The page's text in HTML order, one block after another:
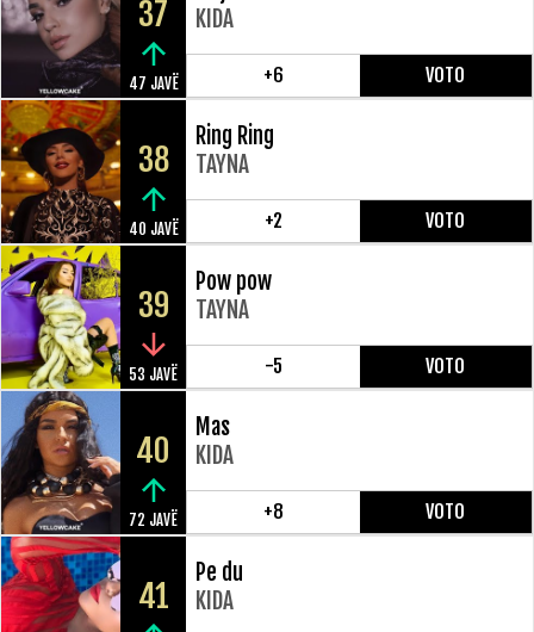
37
47 JAVË
KIDA
+6 VOTO
38
40 JAVË
Ring Ring
TAYNA
+2 VOTO
39
53 JAVË
Pow pow
TAYNA
-5 VOTO
40
72 JAVË
Mas
KIDA
+8 VOTO
41
Pe du
KIDA